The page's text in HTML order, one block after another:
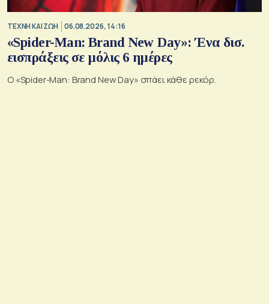
TΕΧΝΗ ΚΑΙ ΖΩΗ 06.08.2026, 14:16
«Spider-Man: Brand New Day»: Ένα δισ.
εισπράξεις σε μόλις 6 ημέρες
Ο «Spider-Man: Brand New Day» σπάει κάθε ρεκόρ.